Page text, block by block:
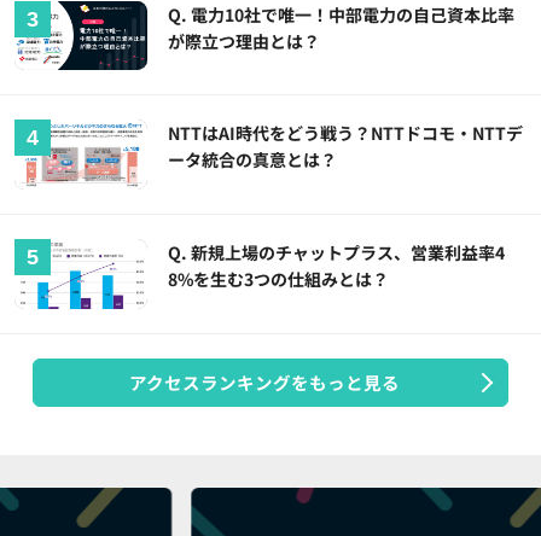
Q. 電力10社で唯一！中部電力の自己資本比率
が際立つ理由とは？
NTTはAI時代をどう戦う？NTTドコモ・NTTデ
ータ統合の真意とは？
Q. 新規上場のチャットプラス、営業利益率4
8%を生む3つの仕組みとは？
アクセスランキングをもっと見る